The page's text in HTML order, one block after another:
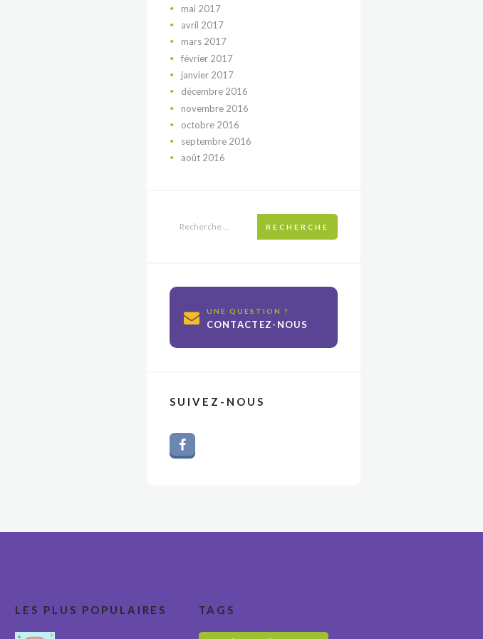
mai 2017
avril 2017
mars 2017
février 2017
janvier 2017
décembre 2016
novembre 2016
octobre 2016
septembre 2016
août 2016
RECHERCHE
UNE QUESTION ?
CONTACTEZ-NOUS
SUIVEZ-NOUS
LES PLUS POPULAIRES TAGS